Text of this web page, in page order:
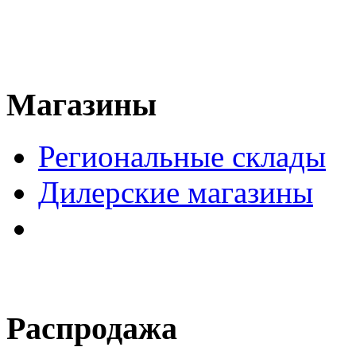
Магазины
Региональные склады
Дилерские магазины
Распродажа